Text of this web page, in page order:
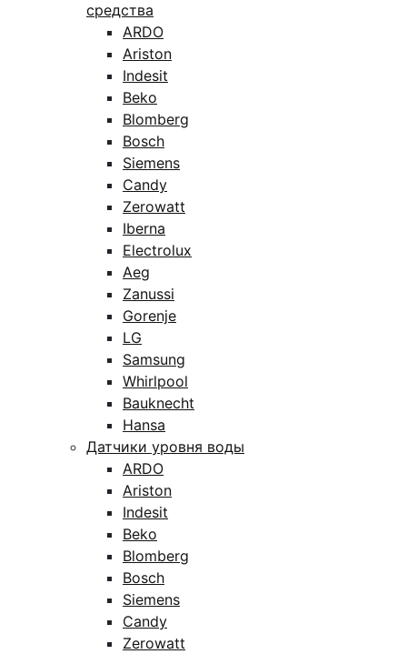
средства
ARDO
Ariston
Indesit
Beko
Blomberg
Bosch
Siemens
Candy
Zerowatt
Iberna
Electrolux
Aeg
Zanussi
Gorenje
LG
Samsung
Whirlpool
Bauknecht
Hansa
Датчики уровня воды
ARDO
Ariston
Indesit
Beko
Blomberg
Bosch
Siemens
Candy
Zerowatt